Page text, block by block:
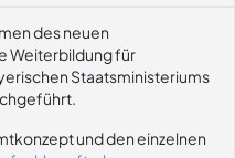
des neuen
Weiterbildung für
Staatsministeriums
und den einzelnen